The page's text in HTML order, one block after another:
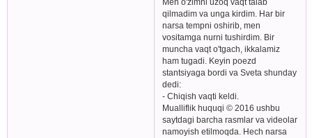
qilmadim va unga kirdim. Har bir
narsa tempni oshirib, men
vositamga nurni tushirdim. Bir
muncha vaqt o'tgach, ikkalamiz
ham tugadi. Keyin poezd
stantsiyaga bordi va Sveta shunday
dedi:
- Chiqish vaqti keldi.
Mualliflik huquqi © 2016 ushbu
saytdagi barcha rasmlar va videolar
namoyish etilmoqda. Hech narsa